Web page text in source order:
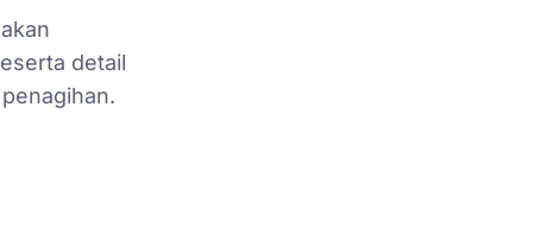
akan
detail
penagihan.